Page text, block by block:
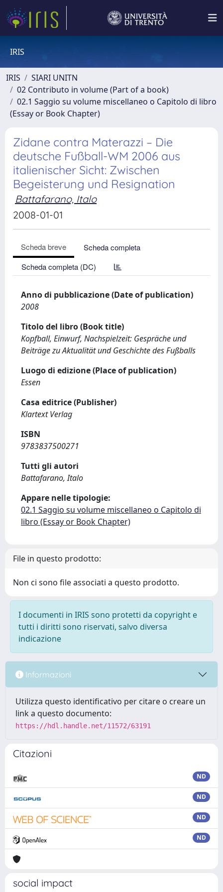
IRIS
IRIS
SIARI UNITN
02 Contributo in volume (Part of a book)
02.1 Saggio su volume miscellaneo o Capitolo di libro
(Essay or Book Chapter)
Zidane contra Materazzi – Die
deutsche Fußball-WM 2006 aus
italienischer Sicht: Zwischen
Begeisterung und Resignation
Battafarano, Italo
2008-01-01
Scheda breve
Scheda completa
Scheda completa (DC)
Anno di pubblicazione (Date of publication)
2008
Titolo del libro (Book title)
Kopfball, Einwurf, Nachspielzeit: Gespräche und
Beiträge zu Aktualität und Geschichte des Fußballs
Luogo di edizione (Place of publication)
Essen
Casa editrice (Publisher)
Klartext Verlag
ISBN
9783837500271
Tutti gli autori
Battafarano, Italo
Appare nelle tipologie:
02.1 Saggio su volume miscellaneo o Capitolo di
libro (Essay or Book Chapter)
File in questo prodotto:
Non ci sono file associati a questo prodotto.
I documenti in IRIS sono protetti da copyright e
tutti i diritti sono riservati, salvo diversa
indicazione
Informazioni
Utilizza questo identificativo per citare o creare un
link a questo documento:
https://hdl.handle.net/11572/63191
Citazioni
ND
ND
ND
ND
social impact